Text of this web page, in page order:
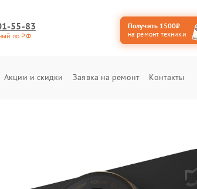
55-83
по РФ
Получить 1500₽
на ремонт техники
Акции и скидки Заявка на ремонт Контакты